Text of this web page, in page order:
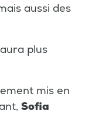
aussi des
plus
mis en
Sofia